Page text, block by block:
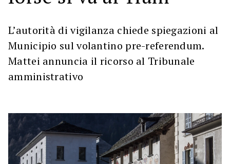
L’autorità di vigilanza chiede spiegazioni al
Municipio sul volantino pre-referendum.
Mattei annuncia il ricorso al Tribunale
amministrativo